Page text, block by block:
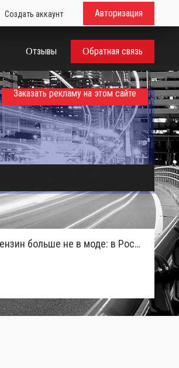
Создать аккаунт Авторизация
Отзывы Обратная связь
Заказать рекламу на этом сайте
Бензин больше не в моде: в России зафиксирован взрывной отказ от двигателей внутреннего сгорания